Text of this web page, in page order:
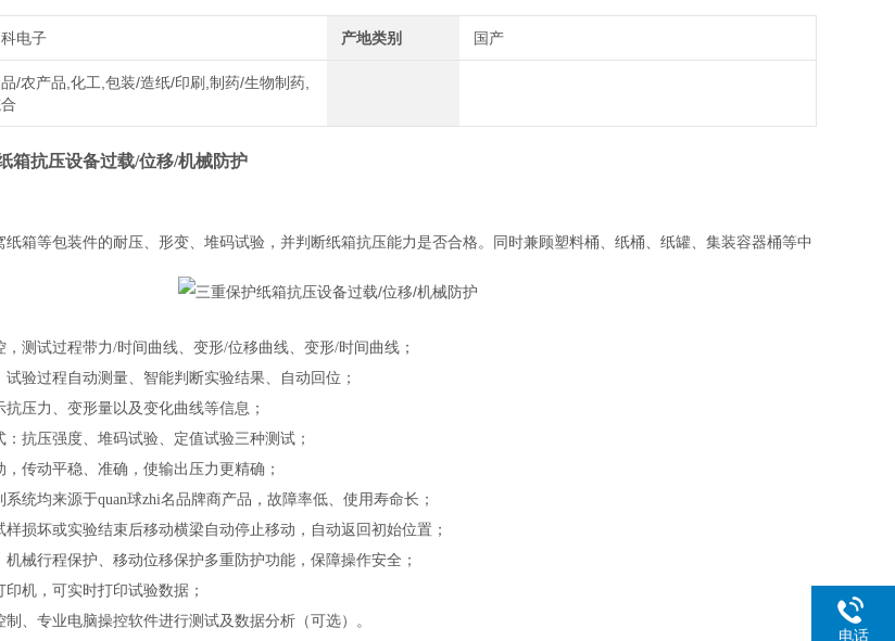
电子 产地类别 国产
/农产品,化工,包装/造纸/印刷,制药/生物制药,
箱抗压设备过载/位移/机械防护
箱等包装件的耐压、形变、堆码试验，并判断纸箱抗压能力是否合格。同时兼顾塑料桶、纸桶、纸罐、集装容器桶等中
，测试过程带力/时间曲线、变形/位移曲线、变形/时间曲线；
验过程自动测量、智能判断实验结果、自动回位；
压力、变形量以及变化曲线等信息；
抗压强度、堆码试验、定值试验三种测试；
传动平稳、准确，使输出压力更精确；
统均来源于quan球zhi名品牌商产品，故障率低、使用寿命长；
损坏或实验结束后移动横梁自动停止移动，自动返回初始位置；
械行程保护、移动位移保护多重防护功能，保障操作安全；
机，可实时打印试验数据；
、专业电脑操控软件进行测试及数据分析（可选）。
电话